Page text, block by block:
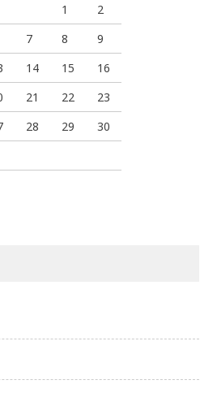
1
2
7 8
9
14 15
16
21 22
23
28 29
30